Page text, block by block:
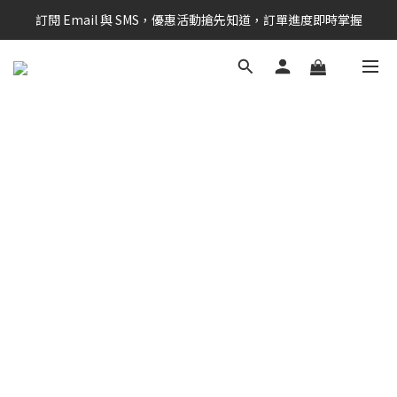
新會員享$100購物金 現在立即加入！
訂閱 Email 與 SMS，優惠活動搶先知道，訂單進度即時掌握
新會員享$100購物金 現在立即加入！